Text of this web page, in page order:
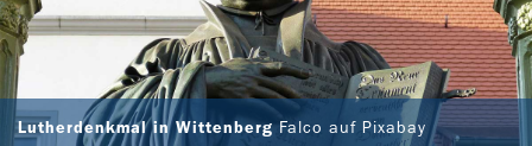
Lutherdenkmal in WittenbergFalco auf Pixabay